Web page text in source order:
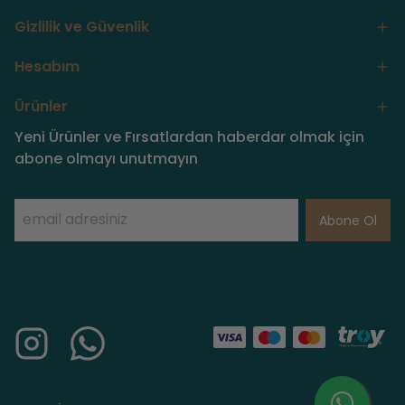
Gizlilik ve Güvenlik
Hesabım
Ürünler
Yeni Ürünler ve Fırsatlardan haberdar olmak için
abone olmayı unutmayın
Abone Ol